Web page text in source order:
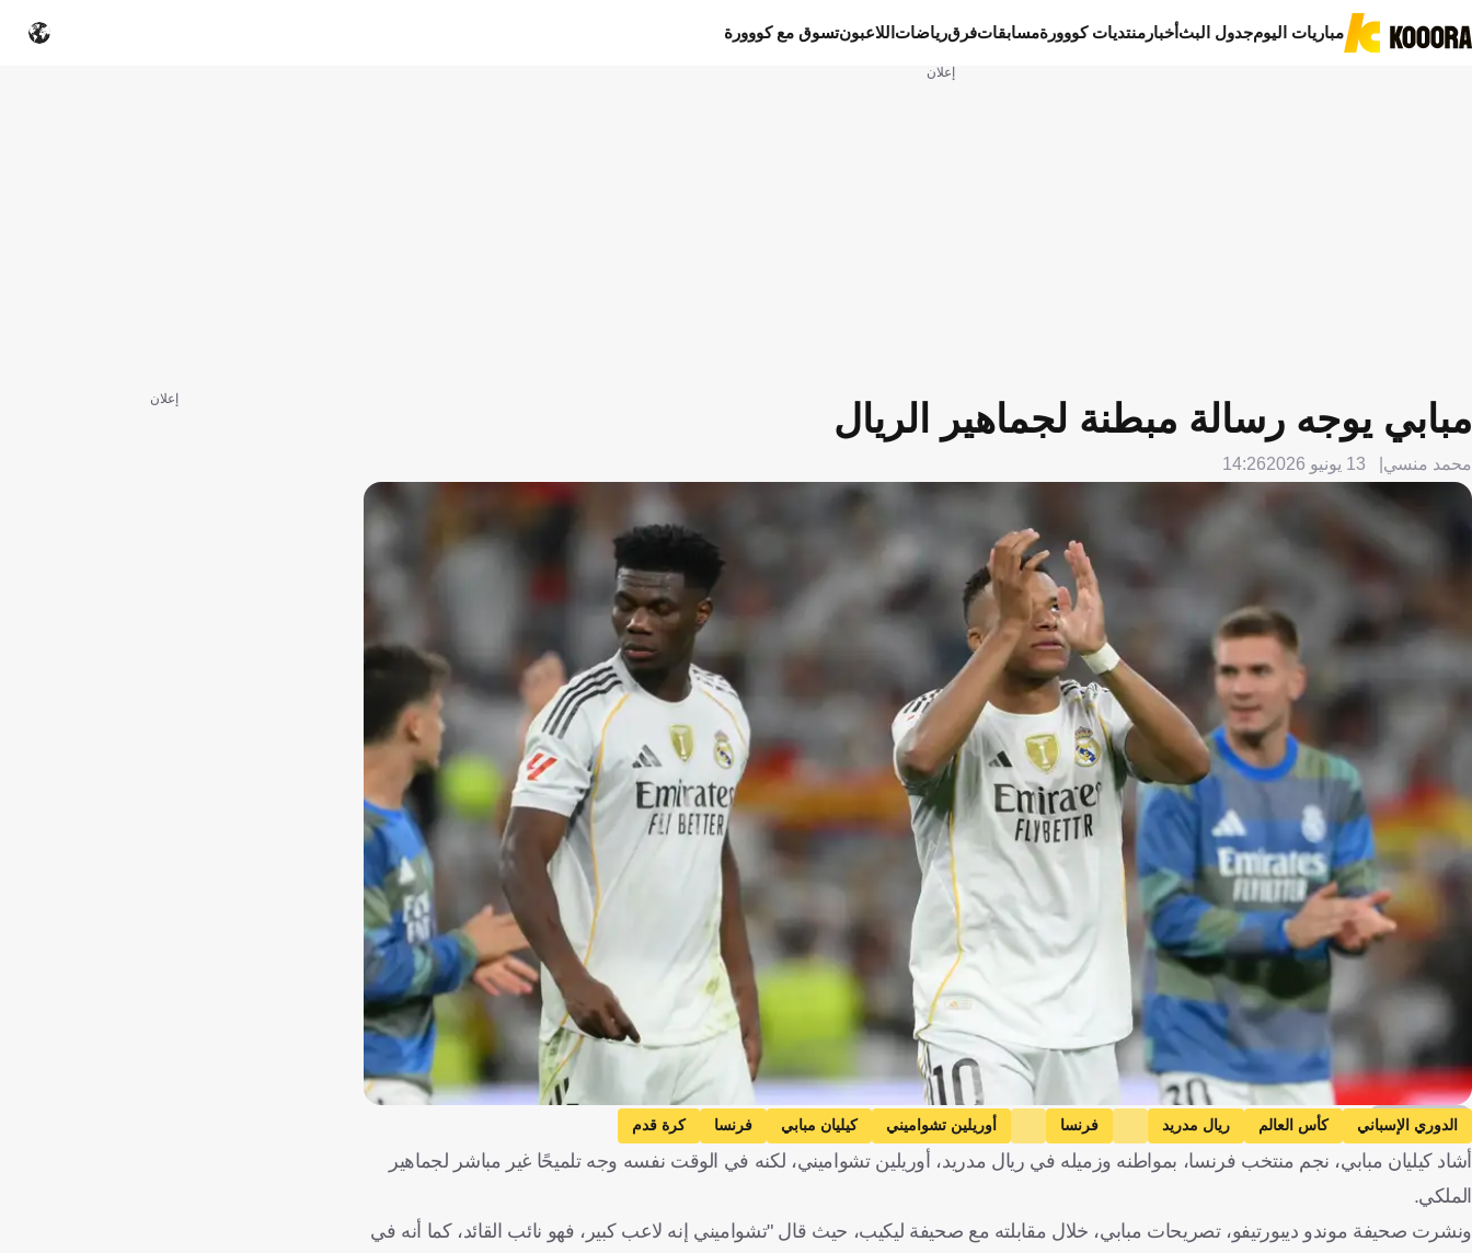
مباريات اليومجدول البثأخبار منتديات كووورةمسابقاتفرقرياضات اللاعبونتسوق مع كووورة
إعلان
مبابي يوجه رسالة مبطنة لجماهير الريال
محمد منسي 13 يونيو 2026 14:26
Getty Images
الدوري الإسباني كأس العالم ريال مدريد فرنسا أوريلين تشواميني كيليان مبابي فرنسا كرة قدم
أشاد كيليان مبابي، نجم منتخب فرنسا، بمواطنه وزميله في ريال مدريد، أوريلين تشواميني، لكنه في الوقت نفسه وجه تلميحًا غير مباشر لجماهير
الملكي.
ونشرت صحيفة موندو ديبورتيفو، تصريحات مبابي، خلال مقابلته مع صحيفة ليكيب، حيث قال "تشواميني إنه لاعب كبير، فهو نائب القائد، كما أنه في
إعلان